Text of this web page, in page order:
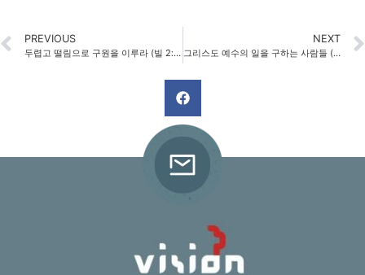
PREVIOUS
두렵고 떨림으로 구원을 이루라 (빌 2:12~17)
NEXT
그리스도 예수의 일을 구하는 사람들 (빌 2:19~30)